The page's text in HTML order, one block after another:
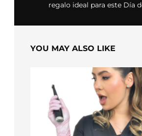
regalo ideal para este Día
YOU MAY ALSO LIKE